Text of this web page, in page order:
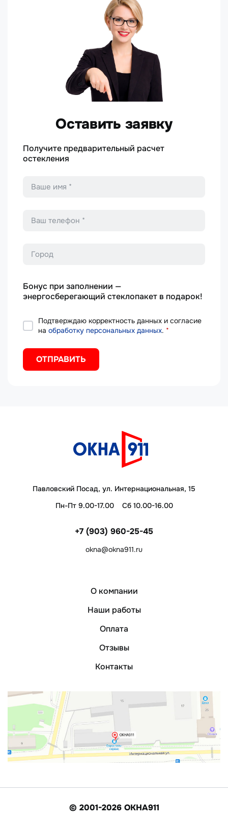
Оставить заявку
Получите предварительный расчет
остекления
Имя
Телефон
Город
Бонус при заполнении —
энергосберегающий стеклопакет в подарок!
Подтверждаю корректность данных и согласие
на обработку персональных данных. *
Павловский Посад, ул. Интернациональная, 15
Пн-Пт 9.00-17.00
Сб 10.00-16.00
+7 (903) 960-25-45
okna@okna911.ru
О компании
Наши работы
Оплата
Отзывы
Контакты
© 2001-2026 ОКНА911